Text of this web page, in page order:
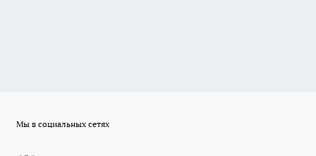
Мы в социальных сетях